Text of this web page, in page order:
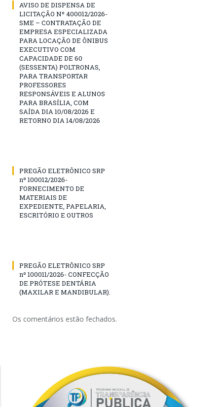
AVISO DE DISPENSA DE
LICITAÇÃO Nº 400012/2026-
SME – CONTRATAÇÃO DE
EMPRESA ESPECIALIZADA
PARA LOCAÇÃO DE ÔNIBUS
EXECUTIVO COM
CAPACIDADE DE 60
(SESSENTA) POLTRONAS,
PARA TRANSPORTAR
PROFESSORES
RESPONSÁVEIS E ALUNOS
PARA BRASÍLIA, COM
SAÍDA DIA 10/08/2026 E
RETORNO DIA 14/08/2026
PREGÃO ELETRÔNICO SRP
nº 100012/2026-
FORNECIMENTO DE
MATERIAIS DE
EXPEDIENTE, PAPELARIA,
ESCRITÓRIO E OUTROS
PREGÃO ELETRÔNICO SRP
nº 100011/2026- CONFECÇÃO
DE PRÓTESE DENTÁRIA
(MAXILAR E MANDIBULAR).
Os comentários estão fechados.